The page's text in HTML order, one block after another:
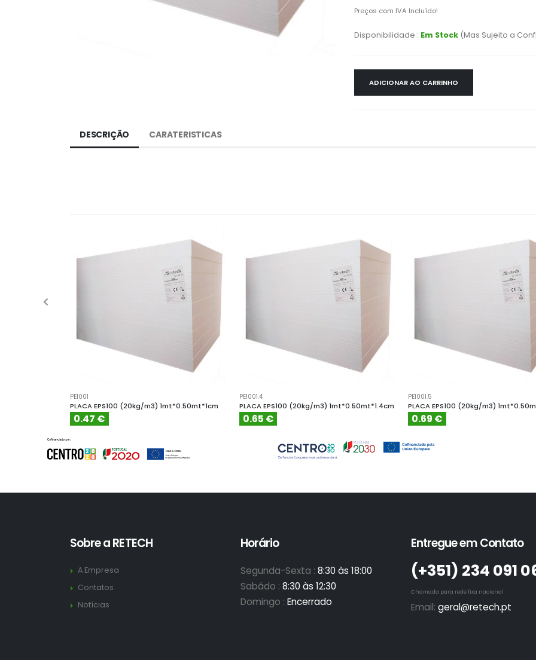
Preços com IVA Incluído!
Disponibilidade : Em Stock (Mas Sujeito a
ADICIONAR AO CARRINHO
DESCRIÇÃO CARATERISTICAS
PE1001
PLACA EPS100 (20kg/m3) 1mt*0.50mt*1cm
0.47 €
PE1001.4
PLACA EPS100 (20kg/m3) 1mt*0.50mt*1.4cm
0.65 €
PE1001.5
PLACA EPS100 (20kg/m3)
0.69 €
Sobre a RETECH
A Empresa
Contatos
Notícias
Horário
Segunda-Sexta : 8:30 às 18:00
Sabádo : 8:30 às 12:30
Domingo : Encerrado
Entregue em Contato
(+351)­ 234 091
Chamada para rede fixa nacional
Email: geral@retech.pt